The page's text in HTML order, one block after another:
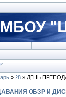
МБОУ
» 28 » ДЕНЬ
ОБЗР И